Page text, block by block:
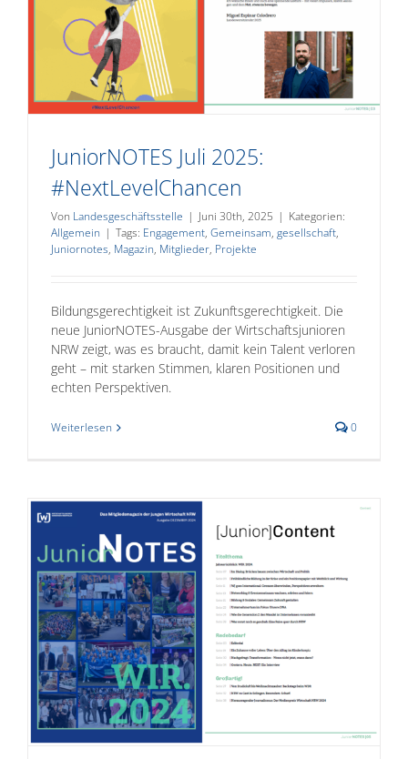
JuniorNOTES Juli 2025:
#NextLevelChancen
Von Landesgeschäftsstelle | Juni 30th, 2025 | Kategorien:
Allgemein | Tags: Engagement, Gemeinsam, gesellschaft,
Juniornotes, Magazin, Mitglieder, Projekte
Bildungsgerechtigkeit ist Zukunftsgerechtigkeit. Die
neue JuniorNOTES-Ausgabe der Wirtschaftsjunioren
NRW zeigt, was es braucht, damit kein Talent verloren
geht – mit starken Stimmen, klaren Positionen und
echten Perspektiven.
Weiterlesen 0